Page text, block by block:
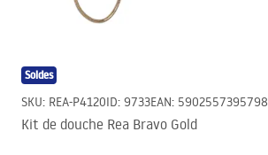
Soldes
SKU: REA-P4120ID: 9733EAN: 5902557395798
Kit de douche Rea Bravo Gold